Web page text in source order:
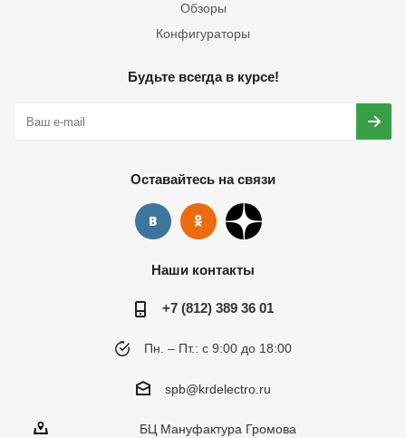
Обзоры
Конфигураторы
Будьте всегда в курсе!
Оставайтесь на связи
Наши контакты
+7 (812) 389 36 01
Пн. – Пт.: с 9:00 до 18:00
spb@krdelectro.ru
БЦ Мануфактура Громова